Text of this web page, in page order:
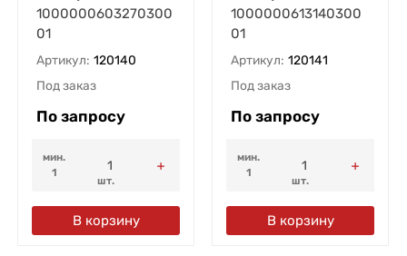
1000000603270300
01
Артикул: 120140
Под заказ
По запросу
мин.
1
шт.
В корзину
1000000613140300
01
Артикул: 120141
Под заказ
По запросу
мин.
1
шт.
В корзину